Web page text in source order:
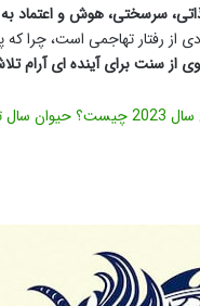
از رفتار تهاجمی است، چرا که
حیوان سال 1402 چیست؟ نماد